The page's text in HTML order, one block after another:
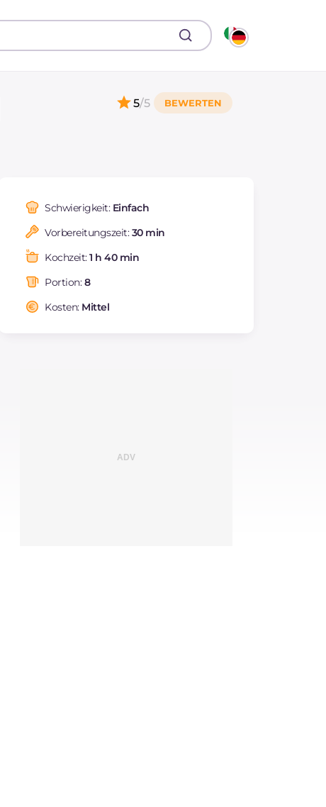
5/5
Schwierigkeit: Einfach
Vorbereitungszeit:30 min
Kochzeit:1 h 40 min
Portion:8
Kosten: Mittel